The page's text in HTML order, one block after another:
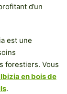
d’un
est une
forestiers. Vous
en bois de
.